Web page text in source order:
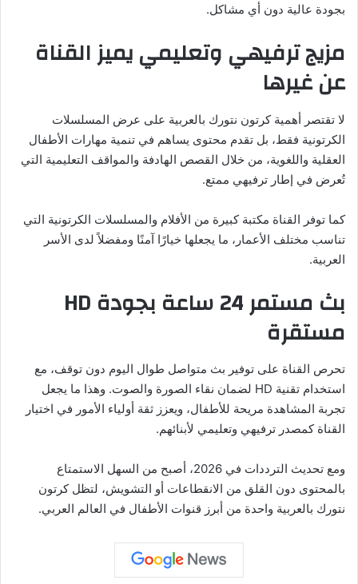
بجودة عالية دون أي مشاكل.
مزيج ترفيهي وتعليمي يميز القناة
عن غيرها
لا تقتصر أهمية كرتون نتورك بالعربية على عرض المسلسلات
الكرتونية فقط، بل تقدم محتوى يساهم في تنمية مهارات الأطفال
العقلية واللغوية، من خلال القصص الهادفة والمواقف التعليمية التي
تُعرض في إطار ترفيهي ممتع.
كما توفر القناة مكتبة كبيرة من الأفلام والمسلسلات الكرتونية التي
تناسب مختلف الأعمار، ما يجعلها خيارًا آمنًا ومفضلاً لدى الأسر
العربية.
بث مستمر 24 ساعة بجودة HD
مستقرة
تحرص القناة على توفير بث متواصل طوال اليوم دون توقف، مع
استخدام تقنية HD لضمان نقاء الصورة والصوت. وهذا ما يجعل
تجربة المشاهدة مريحة للأطفال، ويعزز ثقة أولياء الأمور في اختيار
القناة كمصدر ترفيهي وتعليمي لأبنائهم.
ومع تحديث الترددات في 2026، أصبح من السهل الاستمتاع
بالمحتوى دون القلق من الانقطاعات أو التشويش، لتظل كرتون
نتورك بالعربية واحدة من أبرز قنوات الأطفال في العالم العربي.